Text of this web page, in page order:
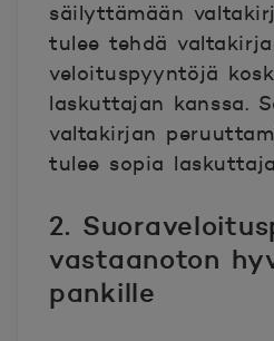
säilyttämään
tulee tehdä
veloituspyyntöjä
laskuttajan kanssa.
valtakirjan
tulee sopia
2.
vastaanoton
pankille